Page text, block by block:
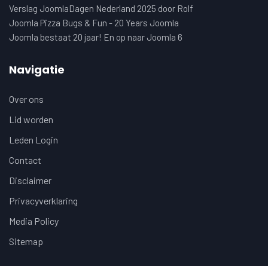
Verslag JoomlaDagen Nederland 2025 door Rolf
Joomla Pizza Bugs & Fun - 20 Years Joomla
Joomla bestaat 20 jaar! En op naar Joomla 6
Navigatie
Over ons
Lid worden
Leden Login
Contact
Disclaimer
Privacyverklaring
Media Policy
Sitemap